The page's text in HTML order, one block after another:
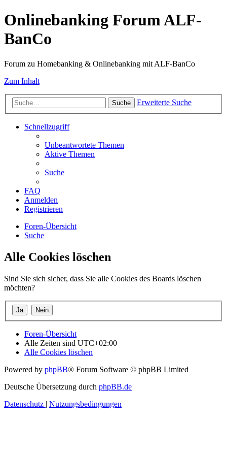
Onlinebanking Forum ALF-
BanCo
Forum zu Homebanking & Onlinebanking mit ALF-BanCo
Zum Inhalt
Suche Erweiterte Suche
Schnellzugriff
Unbeantwortete Themen
Aktive Themen
Suche
FAQ
Anmelden
Registrieren
Foren-Übersicht
Suche
Alle Cookies löschen
Sind Sie sich sicher, dass Sie alle Cookies des Boards löschen
möchten?
Foren-Übersicht
Alle Zeiten sind UTC+02:00
Alle Cookies löschen
Powered by phpBB® Forum Software © phpBB Limited
Deutsche Übersetzung durch phpBB.de
Datenschutz | Nutzungsbedingungen